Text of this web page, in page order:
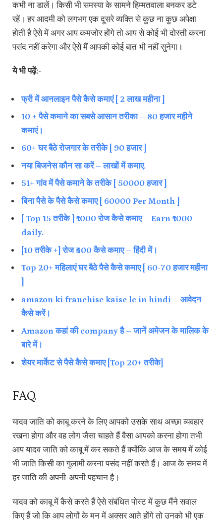
कभी ना डालें। किसी भी समस्या के सामने हिम्मतवाला बनकर डटे
रहें। हर आदमी को लगभग एक दूसरे व्यक्ति से कुछ ना कुछ अपेक्षा
होती है ऐसे में अगर आप कमजोर होंगे तो आप से कोई भी दोस्ती करना
पसंद नहीं करेगा और ऐसे मैं आपकी कोई बात भी नहीं सुनेगा।
ये भी पढ़ें:-
फ्री में आनलाइन पैसे कैसे कमाएं [ 2 लाख महीना ]
10 + पैसे कमाने का सबसे आसान तरीका – 80 हजार महीने
कमाएं।
60+ घर बैठे रोजगार के तरीके [ 90 हजार ]
नया बिजनेस कौन सा करें – लाखों में कमाए.
51+ गांव में पैसे कमाने के तरीके [ 50000 हजार ]
बिना पैसे के पैसे कैसे कमाए [ 60000 Per Month ]
[ Top 15 तरीके ] ₹1000 रोज कैसे कमाए – Earn ₹1000
daily.
[10 तरीके +] रोज ₹500 कैसे कमाए – हिंदी में।
Top 20+ महिलाएं घर बैठे पैसे कैसे कमाए [ 60-70 हजार महीना
amazon ki franchise kaise le in hindi – आवेदन
कैसे करें।
Amazon कहां की company है – जानें अमेजन के मालिक के
बारे में।
शेयर मार्केट से पैसे कैसे कमाए [Top 20+ तरीके]
FAQ.
यादव जाति को काबू करने के लिए आपको उसके साथ अच्छा व्यवहार
रखना होगा और वह लोग जैसा चाहते हैं वैसा आपको करना होगा तभी
आप यादव जाति को काबू में कर सकते हैं क्योंकि आज के समय में कोई
भी जाति किसी का गुलामी करना पसंद नहीं करते हैं। आज के समय में
हर जाति की अपनी-अपनी पहचान है।
यादव को काबू में कैसे करते हैं ऐसे संबंधित पोस्ट में कुछ मैंने सवाल
किए हैं जो कि आप लोगों के मन में अक्सर आते होंगे तो उनको भी एक